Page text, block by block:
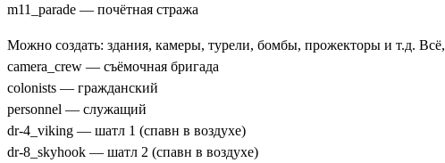
m11_parade — почётная стража
Можно создать: здания, камеры, турели, бомбы, прожекторы и т.д. Всё,
camera_crew — съёмочная бригада
colonists — гражданский
personnel — служащий
dr-4_viking — шатл 1 (спавн в воздухе)
dr-8_skyhook — шатл 2 (спавн в воздухе)